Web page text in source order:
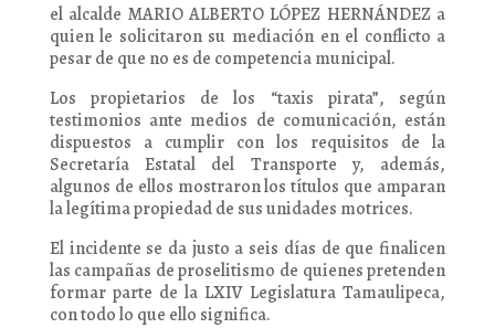
el alcalde MARIO ALBERTO LÓPEZ HERNÁNDEZ a
quien le solicitaron su mediación en el conflicto a
pesar de que no es de competencia municipal.
Los propietarios de los “taxis pirata”, según
testimonios ante medios de comunicación, están
dispuestos a cumplir con los requisitos de la
Secretaría Estatal del Transporte y, además,
algunos de ellos mostraron los títulos que amparan
la legítima propiedad de sus unidades motrices.
El incidente se da justo a seis días de que finalicen
las campañas de proselitismo de quienes pretenden
formar parte de la LXIV Legislatura Tamaulipeca,
con todo lo que ello significa.